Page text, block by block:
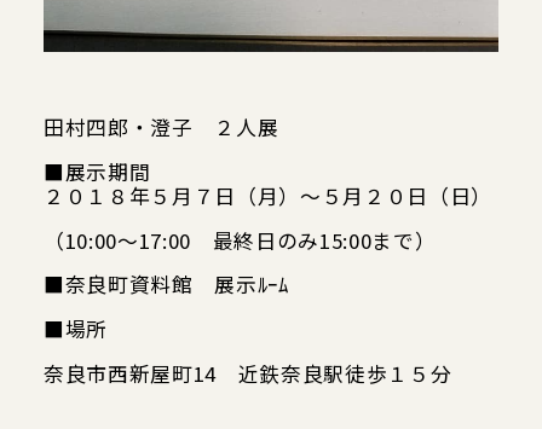
田村四郎・澄子 ２人展
■展示期間
２０１８年５月７日（月）～５月２０日（日）
（10:00～17:00 最終日のみ15:00まで）
■奈良町資料館 展示ﾙｰﾑ
■場所
奈良市西新屋町14 近鉄奈良駅徒歩１５分